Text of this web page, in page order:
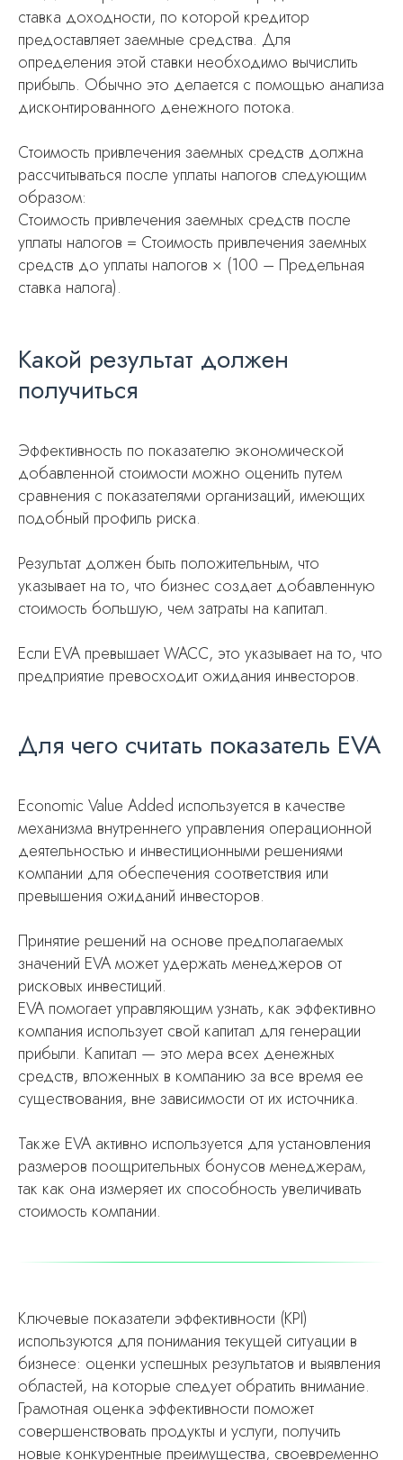
ставка доходности, по которой кредитор
предоставляет заемные средства. Для
определения этой ставки необходимо вычислить
прибыль. Обычно это делается с помощью анализа
дисконтированного денежного потока.
Стоимость привлечения заемных средств должна
рассчитываться после уплаты налогов следующим
образом:
Стоимость привлечения заемных средств после
уплаты налогов = Стоимость привлечения заемных
средств до уплаты налогов × (100 – Предельная
ставка налога).
Какой результат должен
получиться
Эффективность по показателю экономической
добавленной стоимости можно оценить путем
сравнения с показателями организаций, имеющих
подобный профиль риска.
Результат должен быть положительным, что
указывает на то, что бизнес создает добавленную
стоимость большую, чем затраты на капитал.
Если EVA превышает WACC, это указывает на то, что
предприятие превосходит ожидания инвесторов.
Для чего считать показатель EVA
Economic Value Added используется в качестве
механизма внутреннего управления операционной
деятельностью и инвестиционными решениями
компании для обеспечения соответствия или
превышения ожиданий инвесторов.
Принятие решений на основе предполагаемых
значений EVA может удержать менеджеров от
рисковых инвестиций.
EVA помогает управляющим узнать, как эффективно
компания использует свой капитал для генерации
прибыли. Капитал — это мера всех денежных
средств, вложенных в компанию за все время ее
существования, вне зависимости от их источника.
Также EVA активно используется для установления
размеров поощрительных бонусов менеджерам,
так как она измеряет их способность увеличивать
стоимость компании.
Ключевые показатели эффективности (KPI)
используются для понимания текущей ситуации в
бизнесе: оценки успешных результатов и выявления
областей, на которые следует обратить внимание.
Грамотная оценка эффективности поможет
совершенствовать продукты и услуги, получить
новые конкурентные преимущества, своевременно